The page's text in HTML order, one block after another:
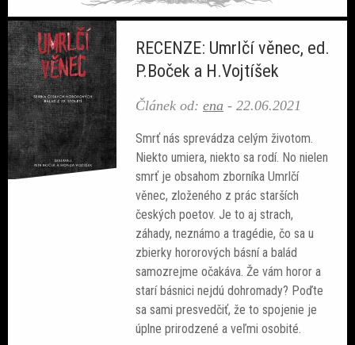
RECENZE: Umrlčí věnec, ed.
P.Boček a H.Vojtíšek
Článek od:ena -22.06.2021
Smrť nás sprevádza celým životom.
Niekto umiera, niekto sa rodí. No nielen
smrť je obsahom zborníka Umrlčí
věnec, zloženého z prác starších
českých poetov. Je to aj strach,
záhady, neznámo a tragédie, čo sa u
zbierky hororových básní a balád
samozrejme očakáva. Že vám horor a
starí básnici nejdú dohromady? Poďte
sa sami presvedčiť, že to spojenie je
úplne prirodzené a veľmi osobité.